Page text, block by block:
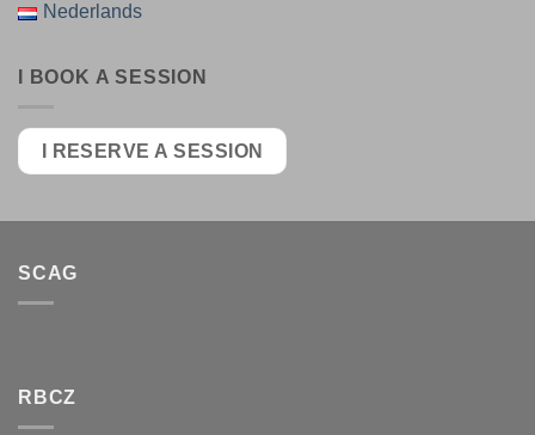
Nederlands
I BOOK A SESSION
I RESERVE A SESSION
SCAG
RBCZ